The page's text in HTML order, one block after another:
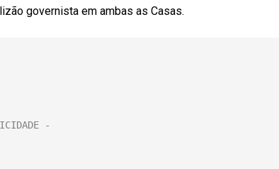
governista em ambas as Casas.